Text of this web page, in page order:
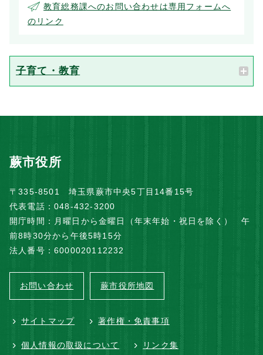
教育総務課へのお問い合わせは専用フォームへ
のリンク
子育て・教育
蕨市役所
〒335-8501 埼玉県蕨市中央5丁目14番15号
代表電話：048-432-3200
開庁時間：月曜日から金曜日（年末年始・祝日を除く） 午
前8時30分から午後5時15分
法人番号：6000020112232
お問い合わせ 蕨市役所地図
サイトマップ 著作権・免責事項
個人情報の取扱について リンク集